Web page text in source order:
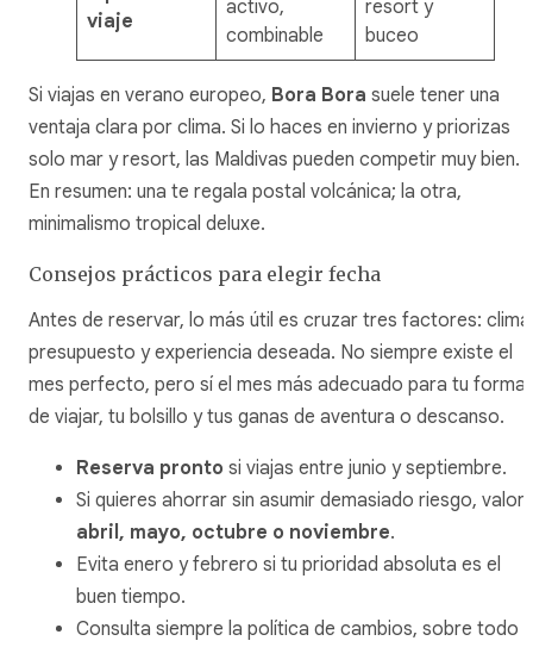
viaje
activo,
combinable
resort y
buceo
Si viajas en verano europeo, Bora Bora suele tener una
ventaja clara por clima. Si lo haces en invierno y priorizas
solo mar y resort, las Maldivas pueden competir muy bien.
En resumen: una te regala postal volcánica; la otra,
minimalismo tropical deluxe.
Consejos prácticos para elegir fecha
Antes de reservar, lo más útil es cruzar tres factores:
presupuesto y experiencia deseada. No siempre existe el
mes perfecto, pero sí el mes más adecuado para tu forma
de viajar, tu bolsillo y tus ganas de aventura o descanso.
Reserva pronto si viajas entre junio y septiembre.
Si quieres ahorrar sin asumir demasiado riesgo,
abril, mayo, octubre o noviembre.
Evita enero y febrero si tu prioridad absoluta es el
buen tiempo.
Consulta siempre la política de cambios, sobre todo